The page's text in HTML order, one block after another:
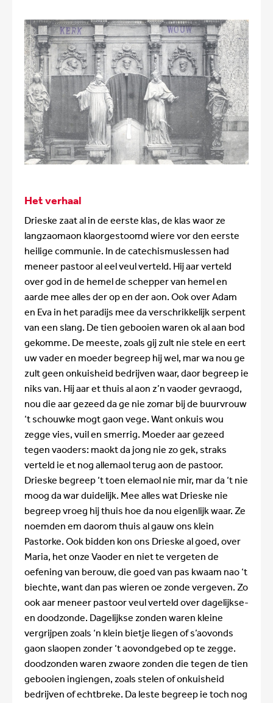
Het verhaal
Drieske zaat al in de eerste klas, de klas waor ze
langzaomaon klaorgestoomd wiere vor den eerste
heilige communie. In de catechismuslessen had
meneer pastoor al eel veul verteld. Hij aar verteld
over god in de hemel de schepper van hemel en
aarde mee alles der op en der aon. Ook over Adam
en Eva in het paradijs mee da verschrikkelijk serpent
van een slang. De tien gebooien waren ok al aan bod
gekomme. De meeste, zoals gij zult nie stele en eert
uw vader en moeder begreep hij wel, mar wa nou ge
zult geen onkuisheid bedrijven waar, daor begreep ie
niks van. Hij aar et thuis al aon z’n vaoder gevraogd,
nou die aar gezeed da ge nie zomar bij de buurvrouw
‘t schouwke mogt gaon vege. Want onkuis wou
zegge vies, vuil en smerrig. Moeder aar gezeed
tegen vaoders: maokt da jong nie zo gek, straks
verteld ie et nog allemaol terug aon de pastoor.
Drieske begreep ‘t toen elemaol nie mir, mar da ‘t nie
moog da war duidelijk. Mee alles wat Drieske nie
begreep vroeg hij thuis hoe da nou eigenlijk waar. Ze
noemden em daorom thuis al gauw ons klein
Pastorke. Ook bidden kon ons Drieske al goed, over
Maria, het onze Vaoder en niet te vergeten de
oefening van berouw, die goed van pas kwaam nao ‘t
biechte, want dan pas wieren oe zonde vergeven. Zo
ook aar meneer pastoor veul verteld over dagelijkse-
en doodzonde. Dagelijkse zonden waren kleine
vergrijpen zoals ‘n klein bietje liegen of s’aovonds
gaon slaopen zonder ‘t aovondgebed op te zegge.
doodzonden waren zwaore zonden die tegen de tien
gebooien ingiengen, zoals stelen of onkuisheid
bedrijven of echtbreke. Da leste begreep ie toch nog